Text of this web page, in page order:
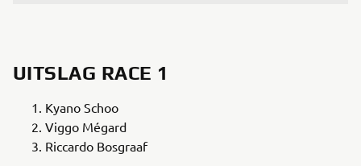
UITSLAG RACE 1
Kyano Schoo
Viggo Mégard
Riccardo Bosgraaf